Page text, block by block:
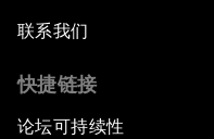
联系我们
快捷链接
论坛可持续性